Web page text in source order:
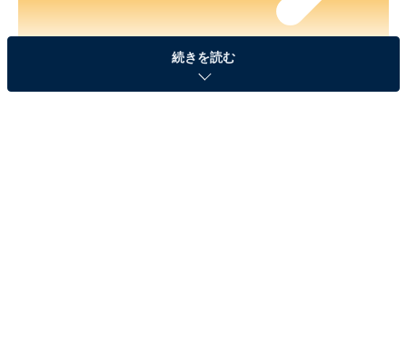
※本記事で紹介している商品の購入やサービスの利用により、売上の一部が
続きを読む